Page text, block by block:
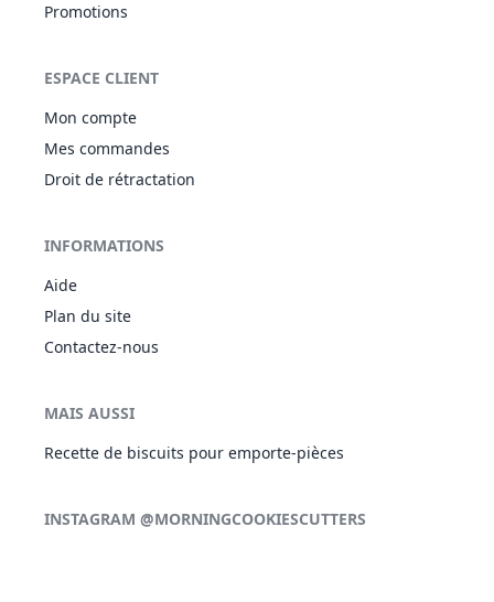
Promotions
ESPACE CLIENT
Mon compte
Mes commandes
Droit de rétractation
INFORMATIONS
Aide
Plan du site
Contactez-nous
MAIS AUSSI
Recette de biscuits pour emporte-pièces
INSTAGRAM @MORNINGCOOKIESCUTTERS